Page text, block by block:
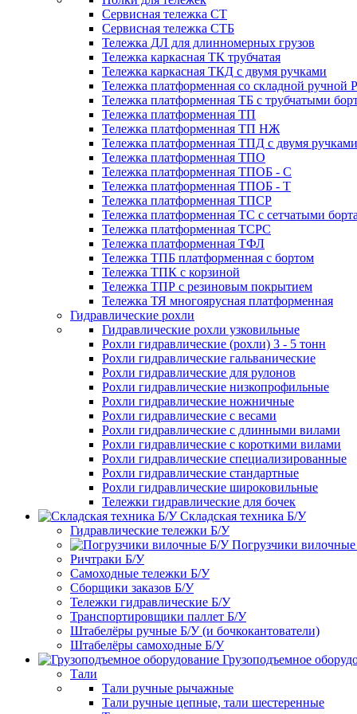
Сервисная тележка СТ
Сервисная тележка СТБ
Тележка ДЛ для длинномерных грузов
Тележка каркасная ТК трубчатая
Тележка каркасная ТКД с двумя ручками
Тележка платформенная со складной ручной
Тележка платформенная ТБ с трубчатыми
Тележка платформенная ТП
Тележка платформенная ТП НЖ
Тележка платформенная ТПД с двумя ручками
Тележка платформенная ТПО
Тележка платформенная ТПОБ - С
Тележка платформенная ТПОБ - Т
Тележка платформенная ТПСР
Тележка платформенная ТС с сетчатыми
Тележка платформенная ТСРС
Тележка платформенная ТФЛ
Тележка ТПБ платформенная с бортом
Тележка ТПК с корзиной
Тележка ТПР с резиновым покрытием
Тележка ТЯ многоярусная платформенная
Гидравлические рохли
Гидравлические рохли узковильные
Рохли гидравлические (рохли) 3 - 5 тонн
Рохли гидравлические гальванические
Рохли гидравлические для рулонов
Рохли гидравлические низкопрофильные
Рохли гидравлические ножничные
Рохли гидравлические с весами
Рохли гидравлические с длинными вилами
Рохли гидравлические с короткими вилами
Рохли гидравлические специализированные
Рохли гидравлические стандартные
Рохли гидравлические широковильные
Тележки гидравлические для бочек
Складская техника Б/У
Гидравлические тележки Б/У
Погрузчики
Ричтраки Б/У
Самоходные тележки Б/У
Сборщики заказов Б/У
Тележки гидравлические Б/У
Транспортировщики паллет Б/У
Штабелёры ручные Б/У (и бочкокантователи)
Штабелёры самоходные Б/У
Грузоподъемное
Тали
Тали ручные рычажные
Тали ручные цепные, тали шестеренные